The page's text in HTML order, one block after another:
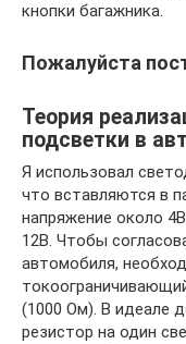
кнопки багажника.
Пожалуйста
Теория
подсветки в
Я использовал
что вставляются в
напряжение около
12В. Чтобы
автомобиля,
(1000 Ом). В идеале
резистор на один